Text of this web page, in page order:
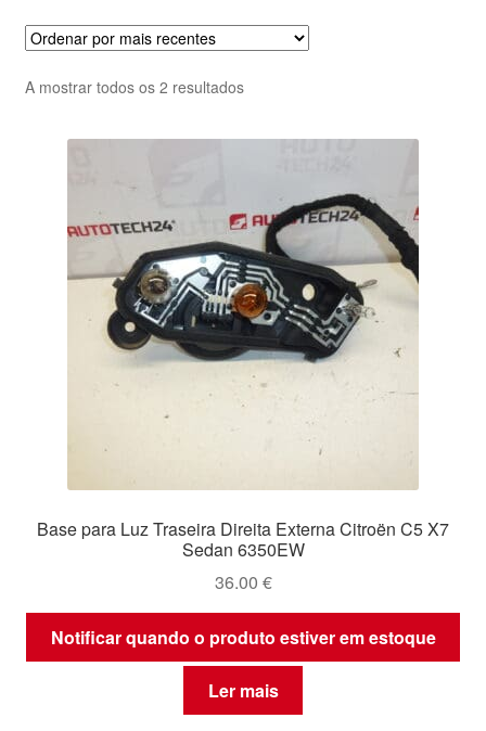
A mostrar todos os 2 resultadosOrdenado
mais
Base para Luz Traseira Direita Externa Citroën C5 X7
Sedan 6350EW
36.00 €
Notificar quando o produto estiver em estoque
Ler mais